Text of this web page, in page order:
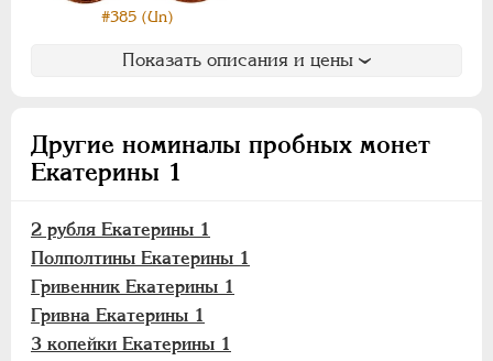
#385 (Un)
Показать описания и цены
Другие номиналы пробных монет
Екатерины 1
2 рубля Екатерины 1
Полполтины Екатерины 1
Гривенник Екатерины 1
Гривна Екатерины 1
3 копейки Екатерины 1
1762-1762
ЕКАТЕРИНА II 1762-1796
НИКОЛАЙ I 1826-1855
АЛЕКСАНДР II 1855-1881
АЛЕКСАНДР III
НИКОЛАЙ II
1894-1917
ВРЕМЕННОЕ ПРАВ.
1917-1918
ИНОСТРАННЫЕ 1768-1918